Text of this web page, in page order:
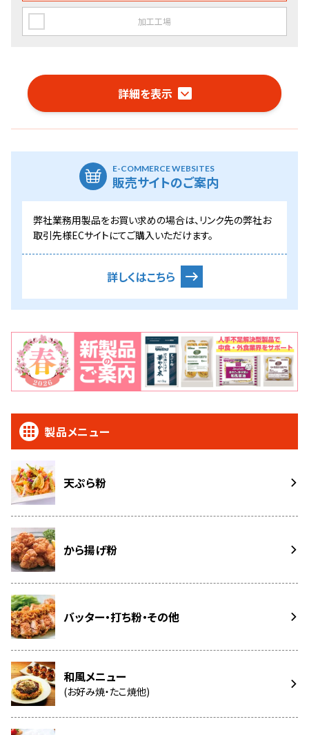
加工工場
詳細を表示
E-COMMERCE WEBSITES
販売サイトのご案内
弊社業務用製品をお買い求めの場合は、リンク先の弊社お
取引先様ECサイトにてご購入いただけます。
詳しくはこちら
製品メニュー
天ぷら粉
から揚げ粉
バッター・打ち粉・その他
和風メニュー
(お好み焼・たこ焼他)